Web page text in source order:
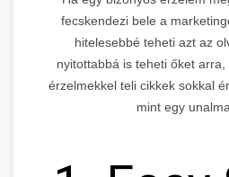
fecskendezi bele a
hitelesebbé teheti azt az
nyitottabbá is teheti őket
érzelmekkel teli cikkek sokkal
mint egy